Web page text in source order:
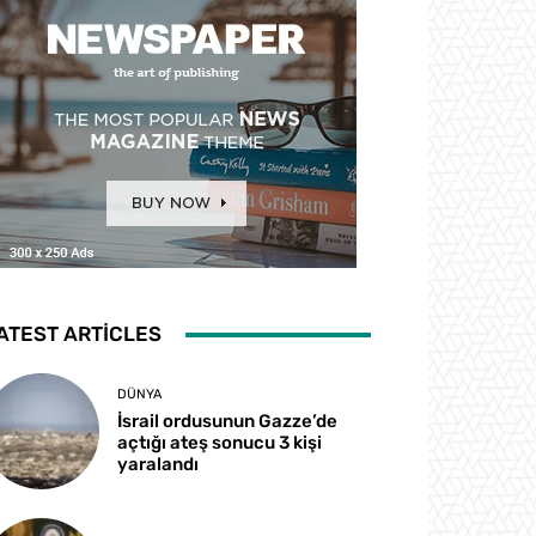
ARTICLES
DÜNYA
İsrail ordusunun Gazze’de
açtığı ateş sonucu 3 kişi
yaralandı